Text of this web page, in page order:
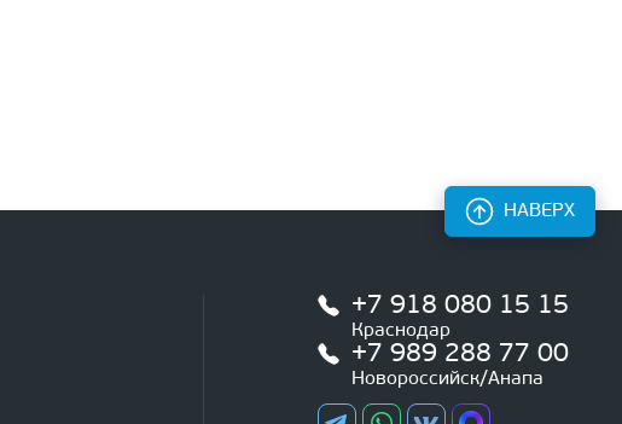
+7 918 080 15 15
Краснодар
+7 989 288 77 00
Новороссийск/Анапа
НАВЕРХ